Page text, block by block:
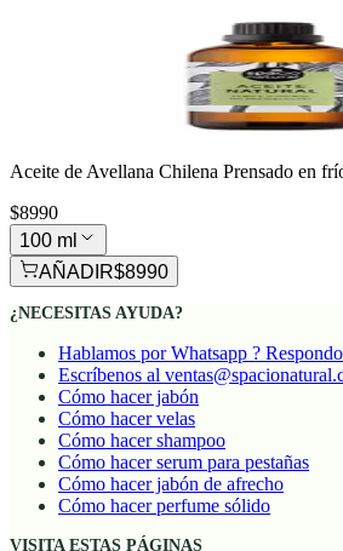
Aceite de Avellana Chilena Prensado en
$8990
100 ml
AÑADIR$8990
¿NECESITAS AYUDA?
Hablamos por Whatsapp ?
Escríbenos al
Cómo hacer jabón
Cómo hacer velas
Cómo hacer shampoo
Cómo hacer serum para pestañas
Cómo hacer jabón de afrecho
Cómo hacer perfume sólido
VISITA ESTAS PÁGINAS